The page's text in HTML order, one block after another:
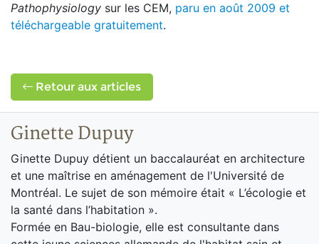
Pathophysiology sur les CEM, paru en août 2009 et
téléchargeable gratuitement.
Retour aux articles
Ginette Dupuy
Ginette Dupuy détient un baccalauréat en architecture
et une maîtrise en aménagement de l'Université de
Montréal. Le sujet de son mémoire était « L’écologie et
la santé dans l’habitation ».
Formée en Bau-biologie, elle est consultante dans